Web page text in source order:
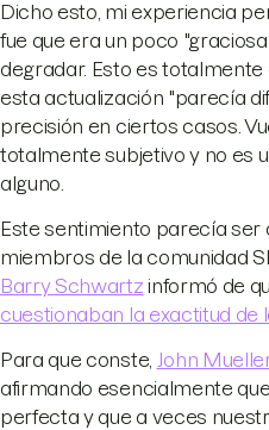
Dicho esto, mi experiencia
fue que era un poco
degradar. Esto es
esta actualización "parecía
precisión en ciertos casos.
totalmente subjetivo y no es
alguno.
Este sentimiento parecía
miembros de la comunidad
Barry Schwartz informó de
cuestionaban la exactitud de
Para que conste, John
afirmando esencialmente
perfecta y que a veces